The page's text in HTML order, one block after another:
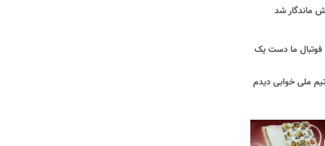
ماندگار شد
فوتبال ما دست یک
ملی خوابی دیدم